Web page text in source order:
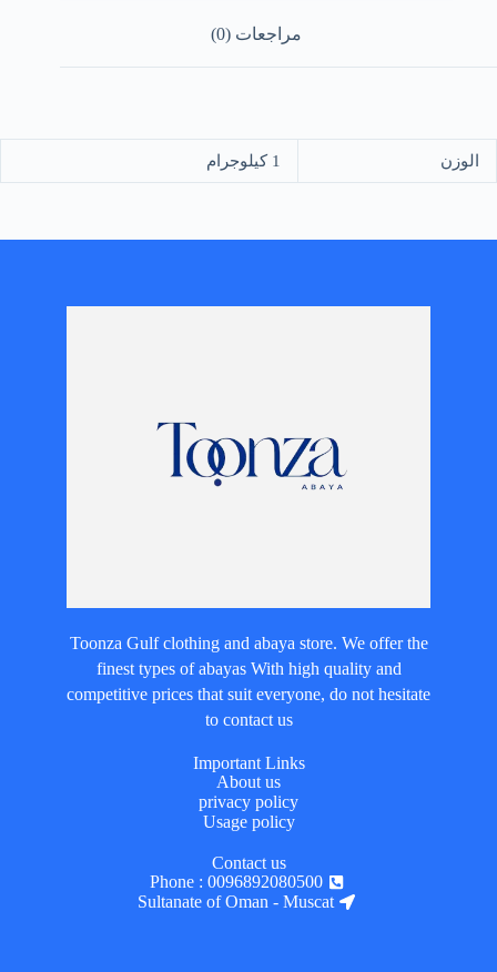
مراجعات (0)
الوزن 1 كيلوجرام
Toonza Gulf clothing and abaya store. We offer the
finest types of abayas With high quality and
competitive prices that suit everyone, do not hesitate
to contact us
Important Links
About us
privacy policy
Usage policy
Contact us
Phone : 0096892080500
Sultanate of Oman - Muscat